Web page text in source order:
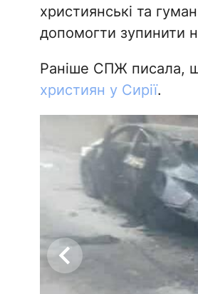
християнські та
допомогти зупинити
Раніше СПЖ писала,
християн у Сирії.